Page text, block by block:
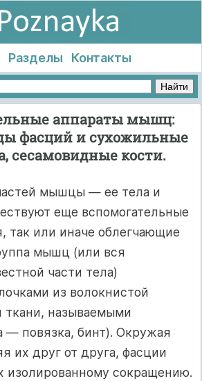
Разделы Контакты
аппараты мышц:
фасций и сухожильные
сесамовидные кости.
мышцы — ее тела и
еще вспомогательные
так или иначе облегчающие
мышц (или вся
части тела)
из волокнистой
ткани, называемыми
— повязка, бинт). Окружая
их друг от друга, фасции
изолированному сокращению.